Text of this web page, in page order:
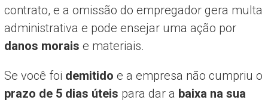
contrato, e a omissão do empregador gera multa
administrativa e pode ensejar uma ação por
danos morais e materiais.
Se você foi demitido e a empresa não cumpriu o
prazo de 5 dias úteis para dar a baixa na sua